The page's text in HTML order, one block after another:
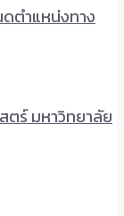
ดตำแหน่งทาง
ตร์ มหาวิทยาลัย